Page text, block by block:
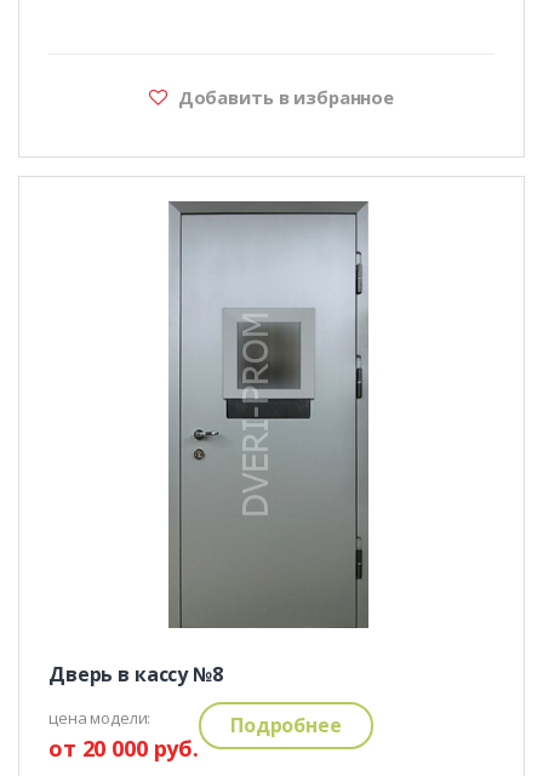
Добавить в избранное
Дверь в кассу №8
цена модели:
от 20 000 руб.
Подробнее